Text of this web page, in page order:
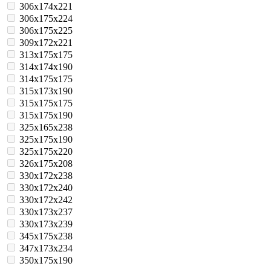
306x174x221
306x175x224
306x175x225
309x172x221
313x175x175
314x174x190
314x175x175
315x173x190
315x175x175
315x175x190
325x165x238
325x175x190
325x175x220
326x175x208
330x172x238
330x172x240
330x172x242
330x173x237
330x173x239
345x175x238
347x173x234
350x175x190